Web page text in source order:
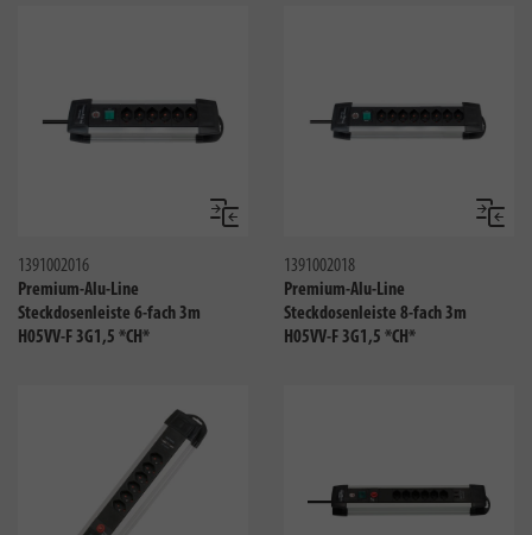
Vergleichen
1391002016
Premium-Alu-Line
Steckdosenleiste 6-fach 3m
H05VV-F 3G1,5 *CH*
1391002018
Premium-Alu-Line
Steckdosenleiste 8-fach 3m
H05VV-F 3G1,5 *CH*